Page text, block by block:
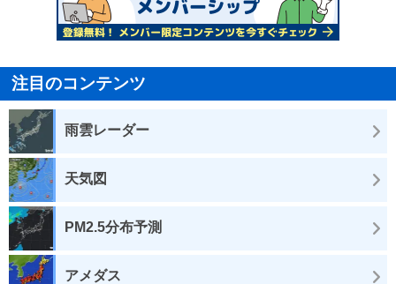
注目のコンテンツ
雨雲レーダー
天気図
PM2.5分布予測
アメダス